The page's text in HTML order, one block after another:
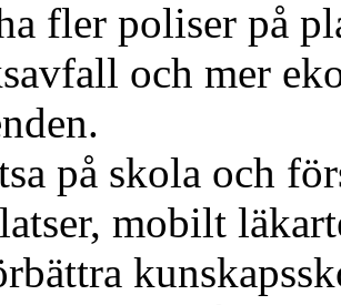
fler poliser på
och mer
på skola och
mobilt